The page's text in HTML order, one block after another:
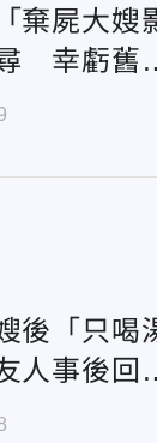
棄屍大嫂
幸虧舊
後「只喝
人事後回